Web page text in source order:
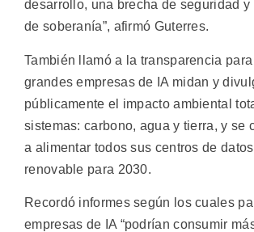
desarrollo, una brecha de seguridad y
de soberanía”, afirmó Guterres.
También llamó a la transparencia
grandes empresas de IA midan y
públicamente el impacto ambiental
sistemas: carbono, agua y tierra, y se
a alimentar todos sus centros de
renovable para 2030.
Recordó informes según los cuales
empresas de IA “podrían consumir